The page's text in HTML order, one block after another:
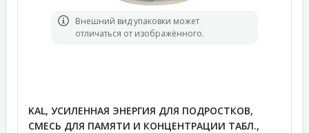
Bнешний вид упаковки может
отличаться от изображённого.
KAL, УСИЛЕННАЯ ЭНЕРГИЯ ДЛЯ ПОДРОСТКОВ,
СМЕСЬ ДЛЯ ПАМЯТИ И КОНЦЕНТРАЦИИ ТАБЛ.,